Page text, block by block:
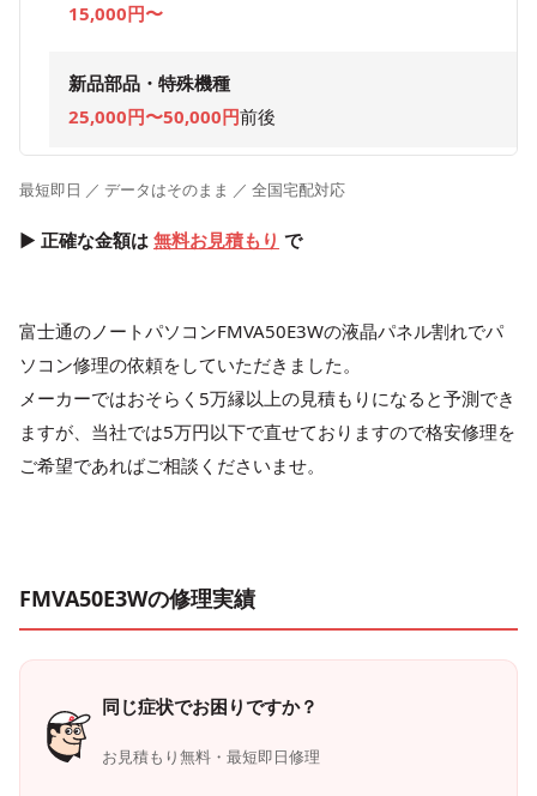
15,000円〜
新品部品・特殊機種
25,000円〜50,000円前後
最短即日 ／ データはそのまま ／ 全国宅配対応
▶ 正確な金額は 無料お見積もり で
富士通のノートパソコンFMVA50E3Wの液晶パネル割れでパ
ソコン修理の依頼をしていただきました。
メーカーではおそらく5万縁以上の見積もりになると予測でき
ますが、当社では5万円以下で直せておりますので格安修理を
ご希望であればご相談くださいませ。
FMVA50E3Wの修理実績
同じ症状でお困りですか？
お見積もり無料・最短即日修理